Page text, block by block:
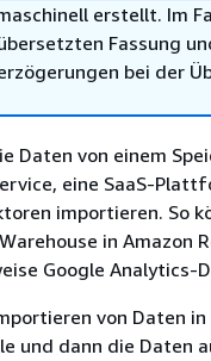
erstellt. Im
Fassung
bei der
Daten von einem
eine SaaS-
importieren. So
in Amazon
Google Analytics-
von Daten
und dann die Daten